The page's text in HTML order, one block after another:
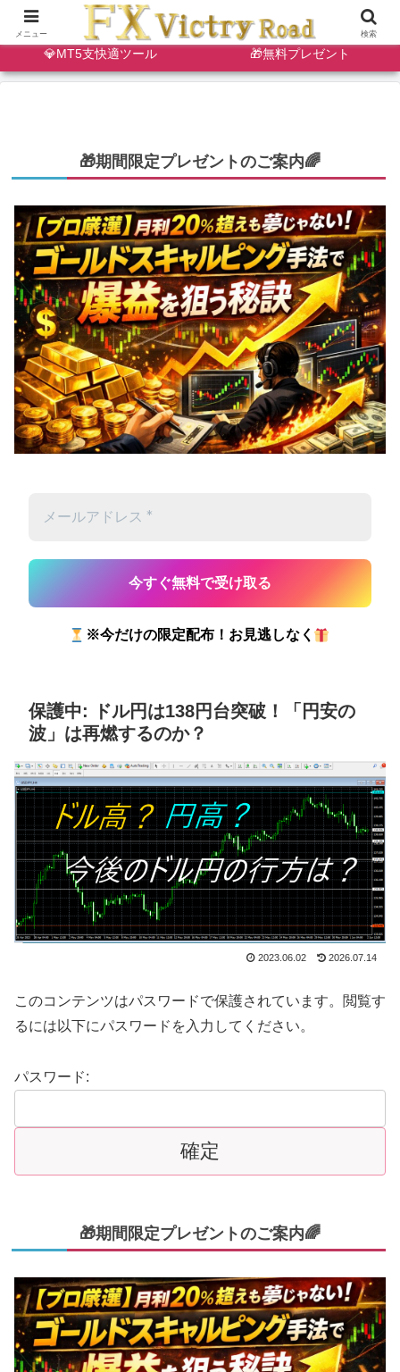
🔷天・底狙い撃ちインジ ✨ゴールドスキャルインジ
💎MT5支快適ツール 🎁無料プレゼント
🎁期間限定プレゼントのご案内🌈
※今だけの限定配布！お見逃しなく
保護中: ドル円は138円台突破！「円安の
波」は再燃するのか？
2023.06.02 2026.07.14
このコンテンツはパスワードで保護されています。閲覧す
るには以下にパスワードを入力してください。
パスワード:
🎁期間限定プレゼントのご案内🌈
メニュー 検索